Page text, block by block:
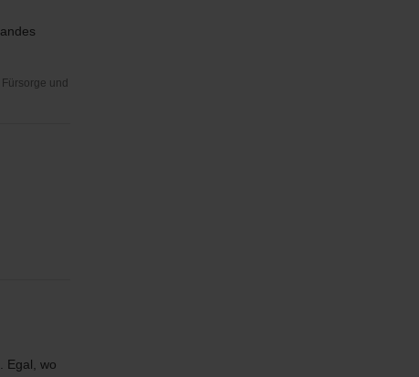
und
Egal, wo